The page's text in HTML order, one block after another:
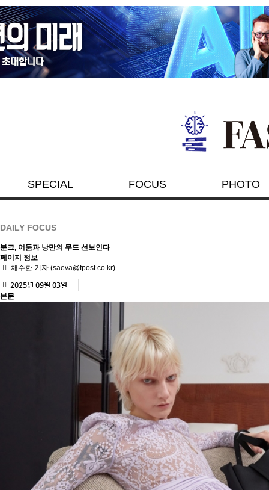
SPECIAL FOCUS PHOTO
DAILY FOCUS
분크, 어둠과 낭만의 무드 선보인다
페이지 정보
채수한 기자 (saeva@fpost.co.kr)
2025년 09월 03일
본문